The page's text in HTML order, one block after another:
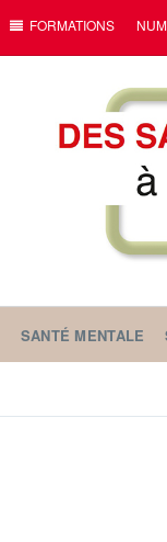
FORMATIONS
SANTÉ MENTALE